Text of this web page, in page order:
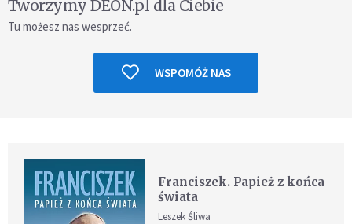
Tworzymy DEON.pl dla Ciebie
Tu możesz nas wesprzeć.
WSPOMÓŻ NAS
Franciszek. Papież z końca
świata
Leszek Śliwa